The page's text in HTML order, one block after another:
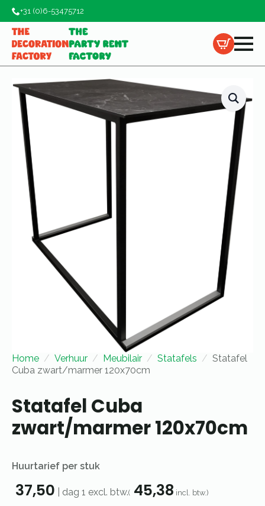
+31 (0)6-53475712
Home Verhuur Meubilair Statafels
Statafel
Cuba zwart/marmer 120x70cm
Statafel Cuba
zwart/marmer 120x70cm
Huurtarief per stuk
37,50 dag 1 excl. btw.( 45,38 incl. btw.)